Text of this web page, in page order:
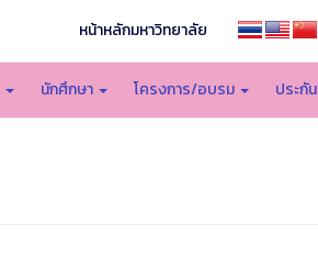
หน้าหลักมหาวิทยาลัย
นักศึกษา โครงการ/อบรม ประกั